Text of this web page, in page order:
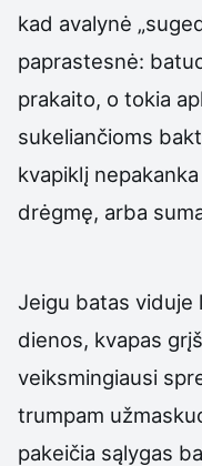
kad avalynė
paprastesnė:
prakaito, o tokia
sukeliančioms
kvapiklį
drėgmę, arba
Jeigu batas viduje
dienos, kvapas
veiksmingiausi
trumpam
pakeičia sąlygas